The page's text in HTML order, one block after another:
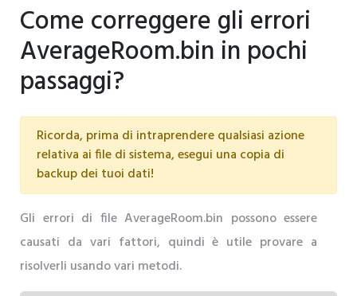
Come correggere gli errori
AverageRoom.bin in pochi
passaggi?
Ricorda, prima di intraprendere qualsiasi azione
relativa ai file di sistema, esegui una copia di
backup dei tuoi dati!
Gli errori di file AverageRoom.bin possono essere
causati da vari fattori, quindi è utile provare a
risolverli usando vari metodi.